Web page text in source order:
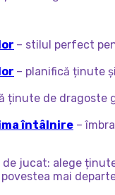
– stilul perfect
– planifică ținute
ținute de dragoste
întâlnire –
jucat: alege
mai